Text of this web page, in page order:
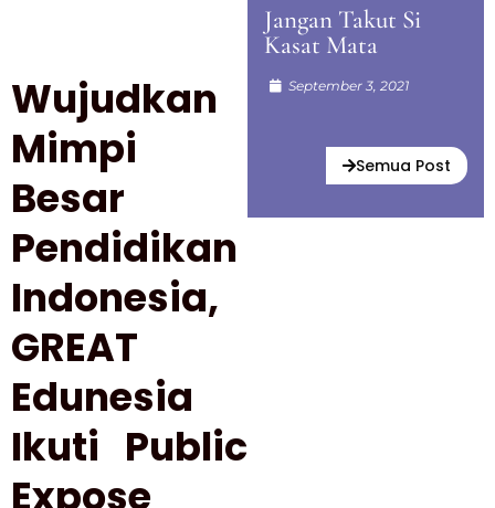
Wujudkan
Mimpi
Besar
Pendidikan
Indonesia,
GREAT
Edunesia
Ikuti Public
Expose
Jangan Takut Si
Kasat Mata
September 3, 2021
Semua Post